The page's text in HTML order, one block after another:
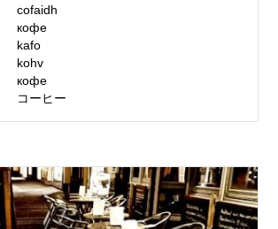
cofaidh
кофе
kafo
kohv
кофе
コーヒー